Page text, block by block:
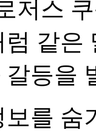
저스
같은
등을
를 숨